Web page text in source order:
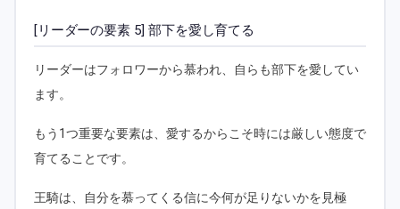
[リーダーの要素 5] 部下を愛し育てる
リーダーはフォロワーから慕われ、自らも部下を愛してい
ます。
もう1つ重要な要素は、愛するからこそ時には厳しい態度で
育てることです。
王騎は、自分を慕ってくる信に今何が足りないかを見極